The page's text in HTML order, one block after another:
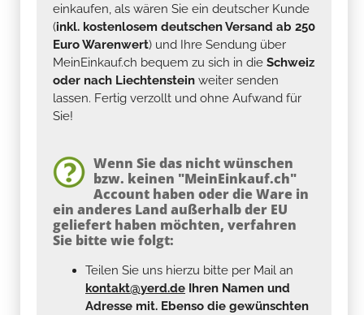
einkaufen, als wären Sie ein deutscher Kunde
(inkl. kostenlosem deutschen Versand ab 250
Euro Warenwert) und Ihre Sendung über
MeinEinkauf.ch bequem zu sich in die Schweiz
oder nach Liechtenstein weiter senden
lassen. Fertig verzollt und ohne Aufwand für
Sie!
Wenn Sie das nicht wünschen
bzw. keinen "MeinEinkauf.ch"
Account haben oder die Ware in
ein anderes Land außerhalb der EU
geliefert haben möchten, verfahren
Sie bitte wie folgt:
Teilen Sie uns hierzu bitte per Mail an
kontakt@yerd.de Ihren Namen und
Adresse mit. Ebenso die gewünschten